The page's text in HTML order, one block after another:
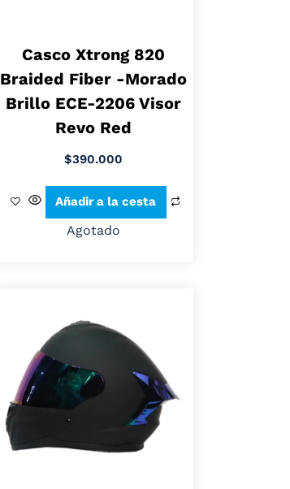
Casco Xtrong 820
Braided Fiber -Morado
Brillo ECE-2206 Visor
Revo Red
$390.000
Añadir a la cesta
Agotado